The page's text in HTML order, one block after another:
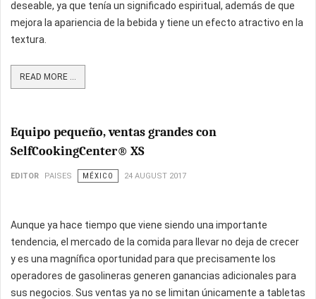
deseable, ya que tenía un significado espiritual, además de que
mejora la apariencia de la bebida y tiene un efecto atractivo en la
textura.
READ MORE ...
Equipo pequeño, ventas grandes con
SelfCookingCenter® XS
EDITOR PAISES MÉXICO 24 AUGUST 2017
Aunque ya hace tiempo que viene siendo una importante
tendencia, el mercado de la comida para llevar no deja de crecer
y es una magnífica oportunidad para que precisamente los
operadores de gasolineras generen ganancias adicionales para
sus negocios. Sus ventas ya no se limitan únicamente a tabletas